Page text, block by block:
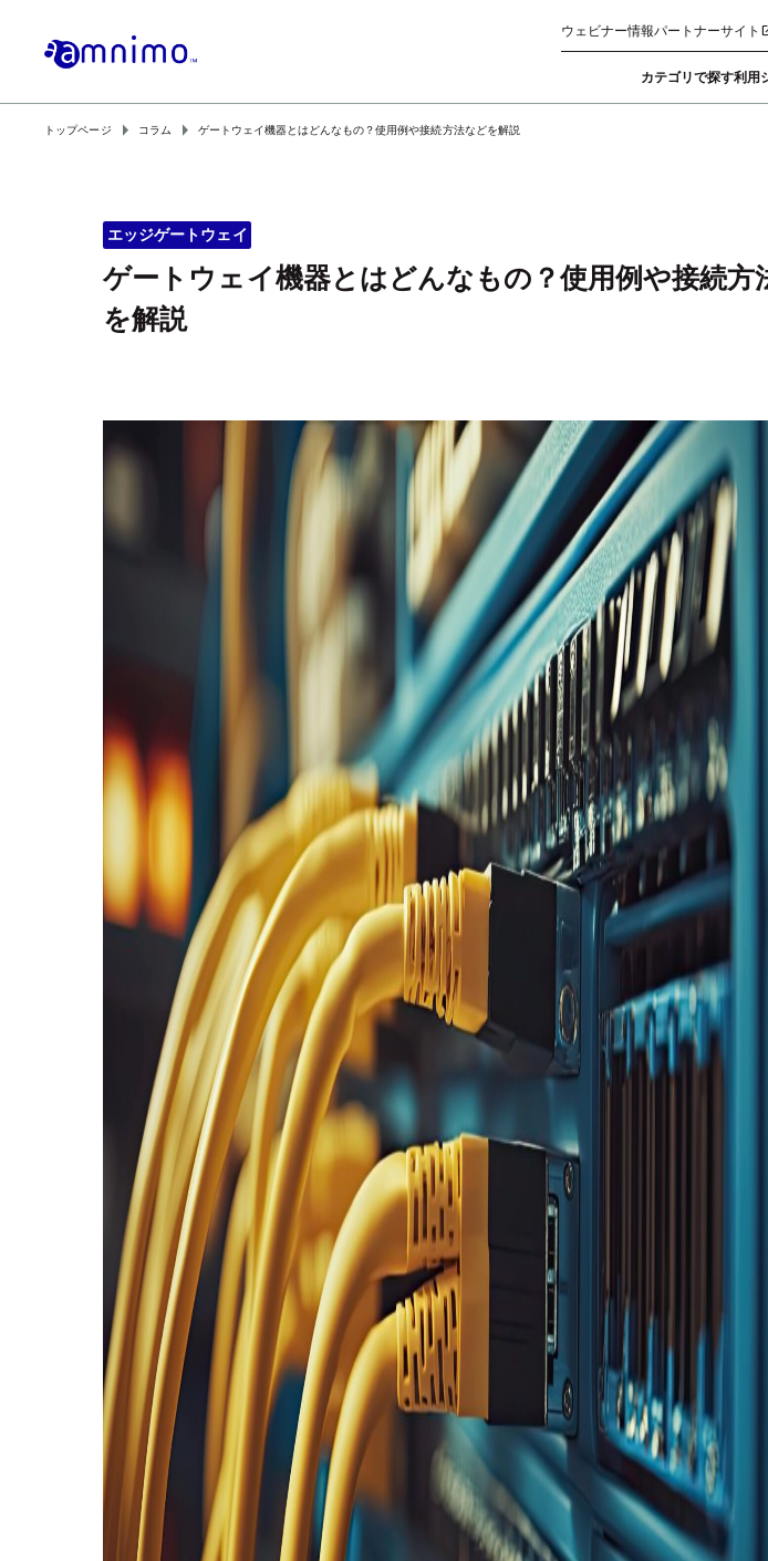
ウェビナー情報パートナーサイト
カテゴリで探す利用
トップページ arrow_right コラム arrow_right ゲートウェイ機器とはどんなもの？使用例や接続方法などを解説
エッジゲートウェイ
ゲートウェイ機器とはどんなもの？使用例や接続方
を解説